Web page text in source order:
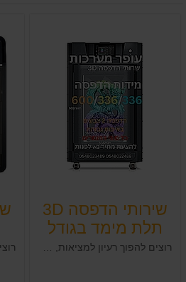
שירותי הדפסה 3D
תלת מימד בגודל
60/36/36